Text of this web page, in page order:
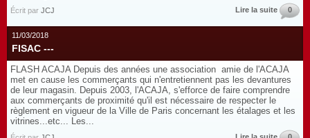
Écrit par JCJ Lire la suite 0
11/03/2018
FISAC ---
FLASH ACAJA Depuis des années une association amie de l'ACAJA
met en cause les commerçants qui n'entretiennent pas les devantures
de leur magasin. Depuis 2003, l'ACAJA, s'efforce de faire comprendre
aux commerçants de proximité qu'il est nécessaire de respecter le
règlement en vigueur de la Ville de Paris concernant les étalages et les
vitrines...etc... Les...